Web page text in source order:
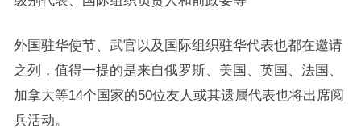
外国驻华使节、武官以及国际组织驻华代表也都在邀请
之列，值得一提的是来自俄罗斯、美国、英国、法国、
加拿大等14个国家的50位友人或其遗属代表也将出席阅
兵活动。